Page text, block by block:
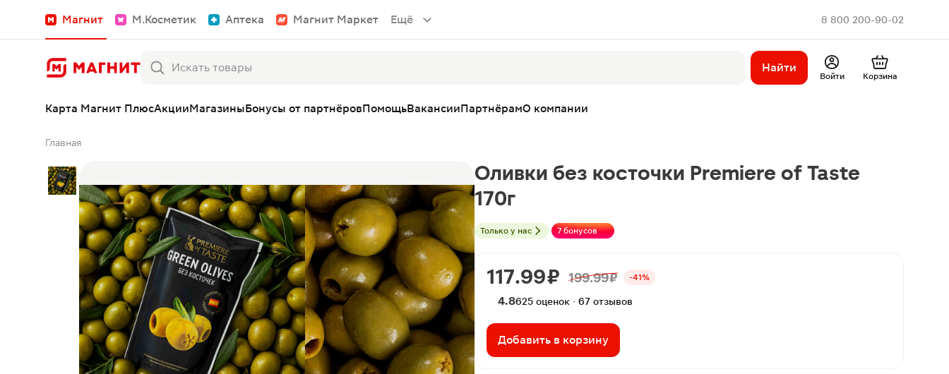
Магнит М.Косметик Аптека Магнит Маркет Ещё 8 800 200-90-02
Найти
Войти Корзина
Карта Магнит ПлюсАкцииМагазиныБонусы от партнёровПомощьВакансииПартнёрамО компании
Главная
Только у нас 7 бонусов
Оливки без косточки Premiere of Taste
170г
117.99 ₽ 199.99 ₽ -41%
4.8625 оценок · 67 отзывов
Добавить в корзину